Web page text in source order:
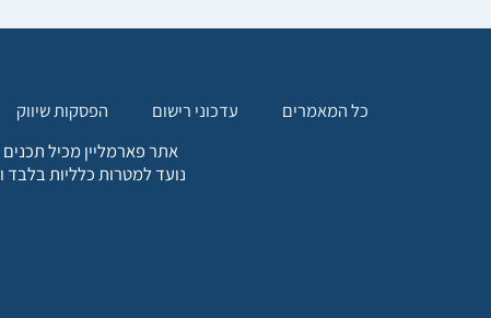
כל המאמרים עדכוני רישום הפסקות שיווק
אתר פארמליין מכיל
נועד למטרות כלליות בלבד